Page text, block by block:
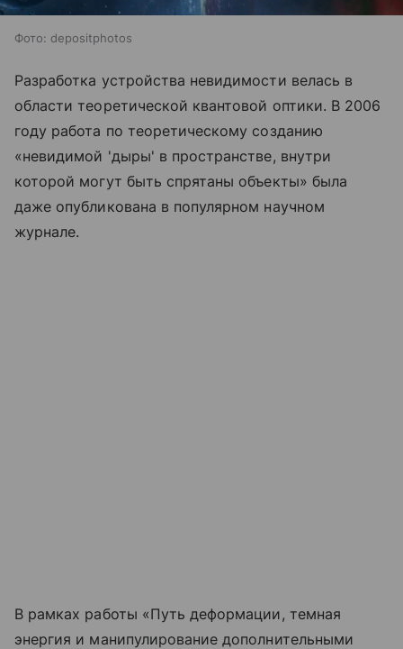
Фото: depositphotos
Разработка устройства невидимости велась в
области теоретической квантовой оптики. В 2006
году работа по теоретическому созданию
«невидимой 'дыры' в пространстве, внутри
которой могут быть спрятаны объекты» была
даже опубликована в популярном научном
журнале.
В рамках работы «Путь деформации, темная
энергия и манипулирование дополнительными